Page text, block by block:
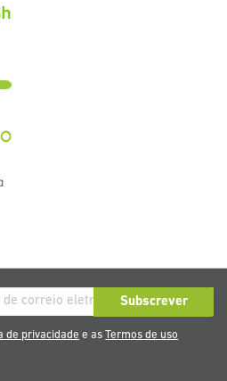
Subscrever
de privacidade e asTermos de uso